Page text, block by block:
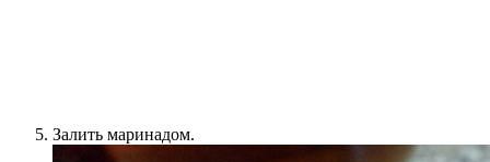
Залить маринадом.